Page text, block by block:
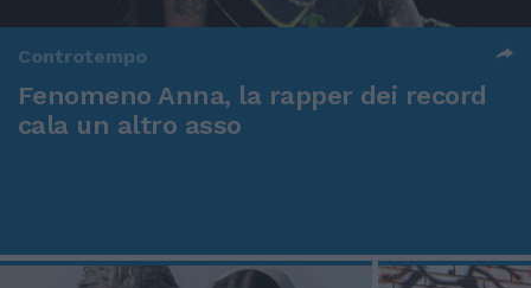
Controtempo
Fenomeno Anna, la rapper dei record
cala un altro asso